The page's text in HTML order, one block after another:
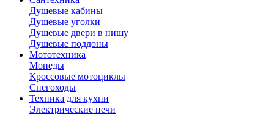
Душевые кабины
Душевые уголки
Душевые двери в нишу
Душевые поддоны
Мототехника
Мопеды
Кроссовые мотоциклы
Снегоходы
Техника для кухни
Электрические печи